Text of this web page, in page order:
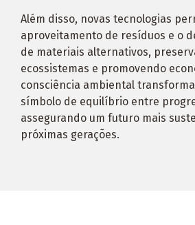
Além disso, novas tecnologias
aproveitamento de resíduos e o
de materiais alternativos,
ecossistemas e promovendo
consciência ambiental
símbolo de equilíbrio entre
assegurando um futuro mais
próximas gerações.